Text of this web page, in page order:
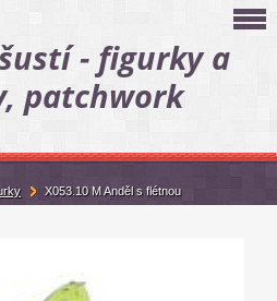
- figurky a
patchwork
X053.10 M Anděl s flétnou